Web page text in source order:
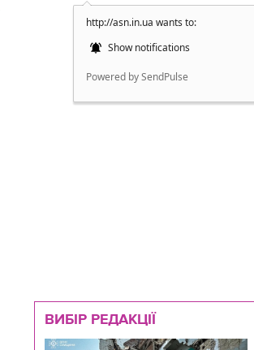
http://asn.in.ua wants to:
Show notifications
Powered by SendPulse
ВИБІР РЕДАКЦІЇ